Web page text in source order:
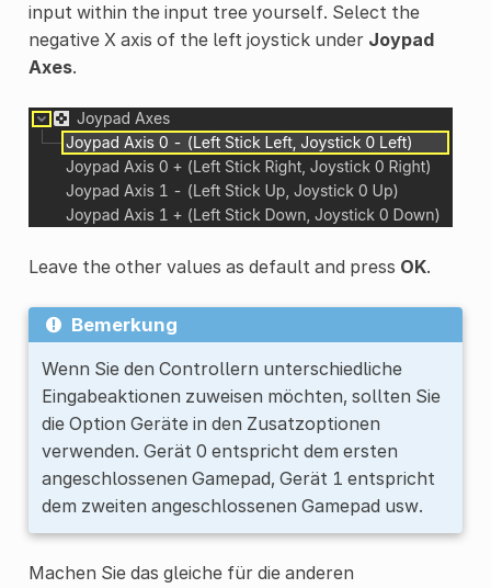
input within the input tree yourself. Select the
negative X axis of the left joystick under Joypad
Axes.
Leave the other values as default and press OK.
Bemerkung
Wenn Sie den Controllern unterschiedliche
Eingabeaktionen zuweisen möchten, sollten Sie
die Option Geräte in den Zusatzoptionen
verwenden. Gerät 0 entspricht dem ersten
angeschlossenen Gamepad, Gerät 1 entspricht
dem zweiten angeschlossenen Gamepad usw.
Machen Sie das gleiche für die anderen